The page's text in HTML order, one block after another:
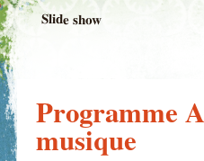
Slide show
Programme
musique